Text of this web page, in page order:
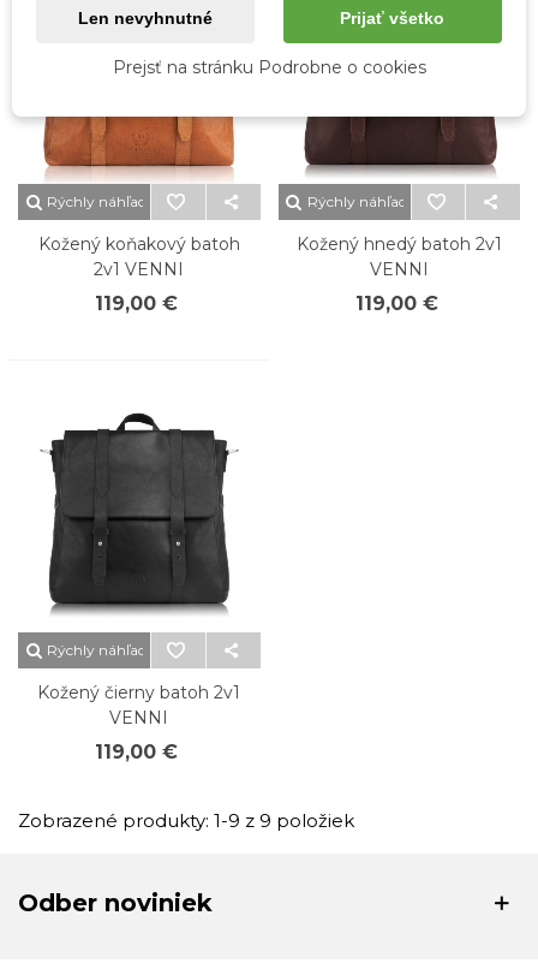
Rýchly náhľad
Kožený koňakový batoh
2v1 VENNI
119,00 €
Rýchly náhľad
Kožený hnedý batoh 2v1
VENNI
119,00 €
Rýchly náhľad
Kožený čierny batoh 2v1
VENNI
119,00 €
Zobrazené produkty: 1-9 z 9 položiek
Odber noviniek
Len nevyhnutné Prijať všetko
Prejsť na stránku Podrobne o cookies